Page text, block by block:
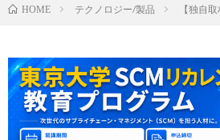
HOME テクノロジー/製品 【独自